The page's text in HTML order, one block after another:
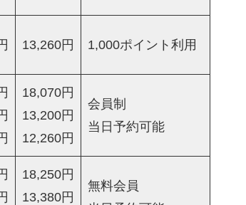
13,260円 1,000ポイント利用
18,070円
13,200円
12,260円
会員制
当日予約可能
18,250円
13,380円
無料会員